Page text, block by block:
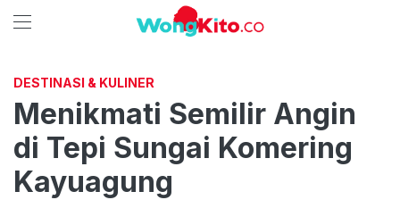
DESTINASI & KULINER
Menikmati Semilir Angin
di Tepi Sungai Komering
Kayuagung